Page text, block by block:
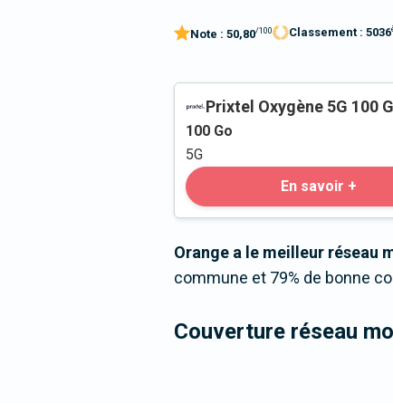
Note : 50,80/100 Classement : 5036
Prixtel Oxygène 5G 100
100 Go
5G
En savoir +
Orange a le meilleur réseau
commune et 79% de bonne
Couverture réseau